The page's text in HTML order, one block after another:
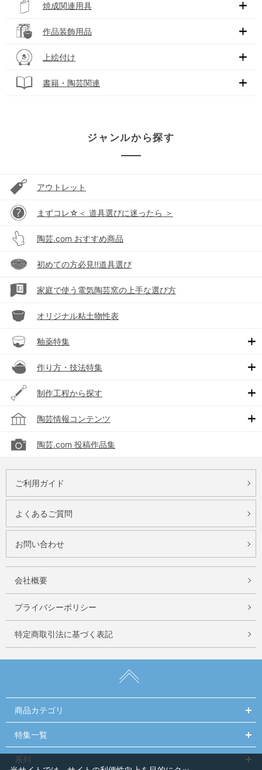
焼成関連用具
作品装飾用品
上絵付け
書籍・陶芸関連
ジャンルから探す
アウトレット
まずコレ☆＜ 道具選びに迷ったら ＞
陶芸.com おすすめ商品
初めての方必見!!道具選び
家庭で使う電気陶芸窯の上手な選び方
オリジナル粘土物性表
釉薬特集
作り方・技法特集
制作工程から探す
陶芸情報コンテンツ
陶芸.com 投稿作品集
ご利用ガイド
よくあるご質問
お問い合わせ
会社概要
プライバシーポリシー
特定商取引法に基づく表記
商品カテゴリ
特集一覧
系列